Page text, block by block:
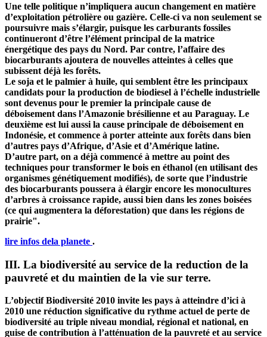
Une telle politique n’impliquera aucun changement en matière
d’exploitation pétrolière ou gazière. Celle-ci va non seulement se
poursuivre mais s’élargir, puisque les carburants fossiles
continueront d’être l’élément principal de la matrice
énergétique des pays du Nord. Par contre, l’affaire des
biocarburants ajoutera de nouvelles atteintes à celles que
subissent déjà les forêts.
Le soja et le palmier à huile, qui semblent être les principaux
candidats pour la production de biodiesel à l’échelle industrielle
sont devenus pour le premier la principale cause de
déboisement dans l’Amazonie brésilienne et au Paraguay. Le
deuxième est lui aussi la cause principale de déboisement en
Indonésie, et commence à porter atteinte aux forêts dans bien
d’autres pays d’Afrique, d’Asie et d’Amérique latine.
D’autre part, on a déjà commencé à mettre au point des
techniques pour transformer le bois en éthanol (en utilisant des
organismes génétiquement modifiés), de sorte que l’industrie
des biocarburants poussera à élargir encore les monocultures
d’arbres à croissance rapide, aussi bien dans les zones boisées
(ce qui augmentera la déforestation) que dans les régions de
prairie".
lire infos dela planete .
III. La biodiversité au service de la reduction de la
pauvreté et du maintien de la vie sur terre.
L’objectif Biodiversité 2010 invite les pays à atteindre d’ici à
2010 une réduction significative du rythme actuel de perte de
biodiversité au triple niveau mondial, régional et national, en
guise de contribution à l’atténuation de la pauvreté et au service